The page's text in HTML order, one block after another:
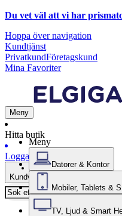
Du vet väl att vi har
Hoppa över navigation
Kundtjänst
PrivatkundFöretagskund
Mina Favoriter
Meny
Hitta butik
Logga in
Kundvagn
Meny
Datorer & Kontor
Mobiler, Tablets &
TV, Ljud & Smart